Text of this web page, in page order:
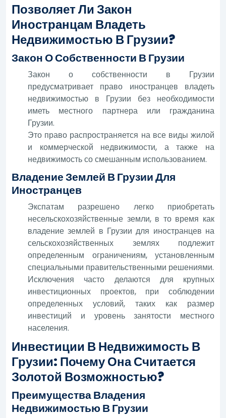
Позволяет Ли Закон
Иностранцам Владеть
Недвижимостью В Грузии?
Закон О Собственности В Грузии
Закон о собственности в Грузии
предусматривает право иностранцев владеть
недвижимостью в Грузии без необходимости
иметь местного партнера или гражданина
Грузии.
Это право распространяется на все виды жилой
и коммерческой недвижимости, а также на
недвижимость со смешанным использованием.
Владение Землей В Грузии Для
Иностранцев
Экспатам разрешено легко приобретать
несельскохозяйственные земли, в то время как
владение землей в Грузии для иностранцев на
сельскохозяйственных землях подлежит
определенным ограничениям, установленным
специальными правительственными решениями.
Исключения часто делаются для крупных
инвестиционных проектов, при соблюдении
определенных условий, таких как размер
инвестиций и уровень занятости местного
населения.
Инвестиции В Недвижимость В
Грузии: Почему Она Считается
Золотой Возможностью?
Преимущества Владения
Недвижимостью В Грузии